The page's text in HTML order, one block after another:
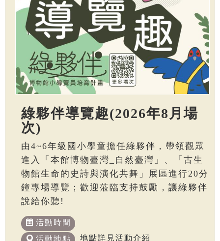
綠夥伴導覽趣(2026年8月場
次)
由4~6年級國小學童擔任綠夥伴，帶領觀眾
進入「本館博物臺灣_自然臺灣」、「古生
物館生命的史詩與演化共舞」展區進行20分
鐘專場導覽；歡迎蒞臨支持鼓勵，讓綠夥伴
說給你聽!
活動時間
活動地點
地點詳見活動介紹